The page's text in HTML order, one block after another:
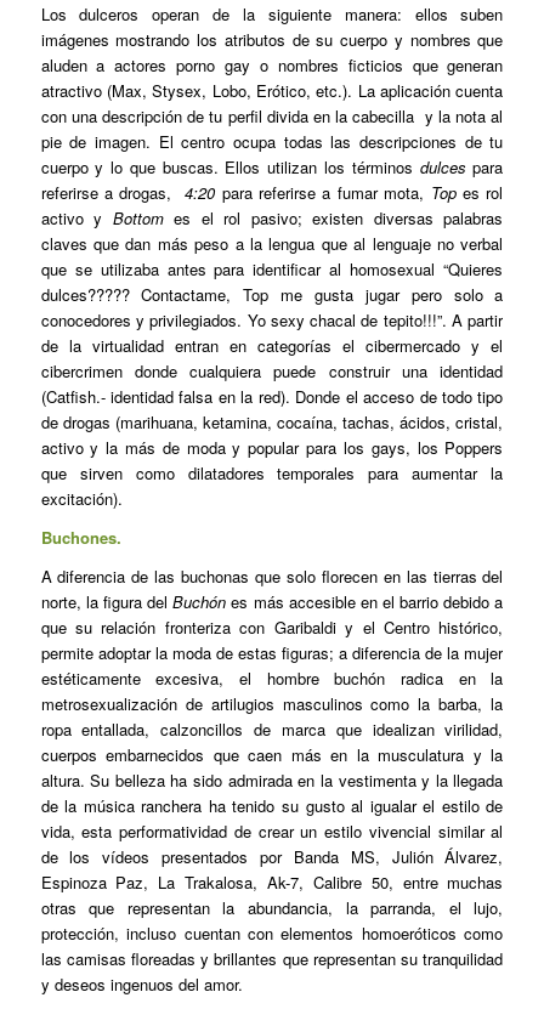
Los dulceros operan de la siguiente manera: ellos suben
imágenes mostrando los atributos de su cuerpo y nombres que
aluden a actores porno gay o nombres ficticios que generan
atractivo (Max, Stysex, Lobo, Erótico, etc.). La aplicación cuenta
con una descripción de tu perfil divida en la cabecilla y la nota al
pie de imagen. El centro ocupa todas las descripciones de tu
cuerpo y lo que buscas. Ellos utilizan los términos dulces para
referirse a drogas,4:20 para referirse a fumar mota, Topes rol
activo y Bottomes el rol pasivo; existen diversas palabras
claves que dan más peso a la lengua que al lenguaje no verbal
que se utilizaba antes para identificar al homosexual “Quieres
dulces????? Contactame, Top me gusta jugar pero solo a
conocedores y privilegiados. Yo sexy chacal de tepito!!!”. A partir
de la virtualidad entran en categorías el cibermercado y el
cibercrimen donde cualquiera puede construir una identidad
(Catfish.- identidad falsa en la red). Donde el acceso de todo tipo
de drogas (marihuana, ketamina, cocaína, tachas, ácidos, cristal,
activo y la más de moda y popular para los gays, los Poppers
que sirven como dilatadores temporales para aumentar la
excitación).
Buchones.
A diferencia de las buchonas que solo florecen en las tierras del
norte, la figura delBuchón es más accesible en el barrio debido a
que su relación fronteriza con Garibaldi y el Centro histórico,
permite adoptar la moda de estas figuras; a diferencia de la mujer
estéticamente excesiva, el hombre buchón radica en la
metrosexualización de artilugios masculinos como la barba, la
ropa entallada, calzoncillos de marca que idealizan virilidad,
cuerpos embarnecidos que caen más en la musculatura y la
altura. Su belleza ha sido admirada en la vestimenta y la llegada
de la música ranchera ha tenido su gusto al igualar el estilo de
vida, esta performatividad de crear un estilo vivencial similar al
de los vídeos presentados por Banda MS, Julión Álvarez,
Espinoza Paz, La Trakalosa, Ak-7, Calibre 50, entre muchas
otras que representan la abundancia, la parranda, el lujo,
protección, incluso cuentan con elementos homoeróticos como
las camisas floreadas y brillantes que representan su tranquilidad
y deseos ingenuos del amor.